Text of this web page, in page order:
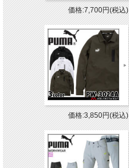
価格:7,700円(税込)
価格:3,850円(税込)